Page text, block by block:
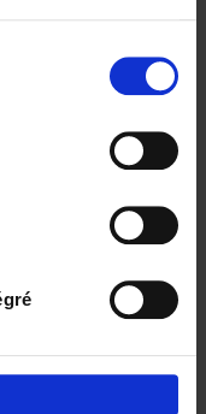
like a PRO -
edition (EN)